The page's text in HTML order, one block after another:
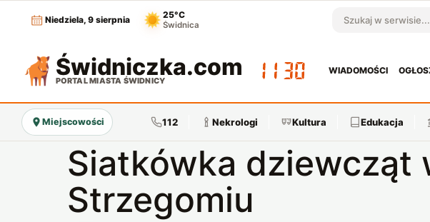
Niedziela, 9 sierpnia
25°C
Świdnica Szukaj w serwisie
Świdniczka.com
PORTAL MIASTA ŚWIDNICY 11:30
WIADOMOŚCI
Miejscowości 112 Nekrologi Kultura Edukacja
Siatkówka dziewcząt
Strzegomiu